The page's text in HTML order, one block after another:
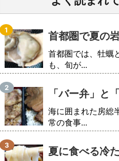
首都圏で夏の
首都圏では、牡蠣
も、旬が...
「バー弁」
海に囲まれた房総
常の食事...
夏に食べる冷